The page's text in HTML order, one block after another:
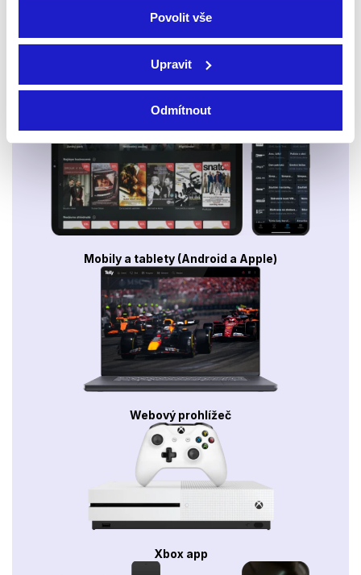
Povolit vše
Upravit
Odmítnout
Smart TV - Android, Google, Samsung, LG, VIDAA
Mobily a tablety (Android a Apple)
Webový prohlížeč
Xbox app